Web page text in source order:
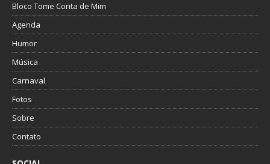
Bloco Tome Conta de Mim
Agenda
Humor
Música
Carnaval
Fotos
Sobre
Contato